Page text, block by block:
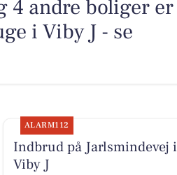
4 andre boliger er
i Viby J - se
ALARM112
Indbrud på Jarlsmindevej i
Viby J